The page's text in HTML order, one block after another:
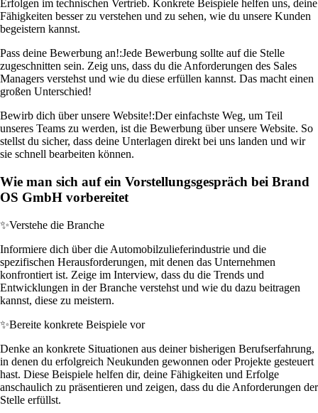
Erfolgen im technischen Vertrieb. Konkrete Beispiele helfen uns, deine
Fähigkeiten besser zu verstehen und zu sehen, wie du unsere Kunden
begeistern kannst.
Pass deine Bewerbung an!:Jede Bewerbung sollte auf die Stelle
zugeschnitten sein. Zeig uns, dass du die Anforderungen des Sales
Managers verstehst und wie du diese erfüllen kannst. Das macht einen
großen Unterschied!
Bewirb dich über unsere Website!:Der einfachste Weg, um Teil
unseres Teams zu werden, ist die Bewerbung über unsere Website. So
stellst du sicher, dass deine Unterlagen direkt bei uns landen und wir
sie schnell bearbeiten können.
Wie man sich auf ein Vorstellungsgespräch bei Brand
OS GmbH vorbereitet
✨Verstehe die Branche
Informiere dich über die Automobilzulieferindustrie und die
spezifischen Herausforderungen, mit denen das Unternehmen
konfrontiert ist. Zeige im Interview, dass du die Trends und
Entwicklungen in der Branche verstehst und wie du dazu beitragen
kannst, diese zu meistern.
✨Bereite konkrete Beispiele vor
Denke an konkrete Situationen aus deiner bisherigen Berufserfahrung,
in denen du erfolgreich Neukunden gewonnen oder Projekte gesteuert
hast. Diese Beispiele helfen dir, deine Fähigkeiten und Erfolge
anschaulich zu präsentieren und zeigen, dass du die Anforderungen der
Stelle erfüllst.